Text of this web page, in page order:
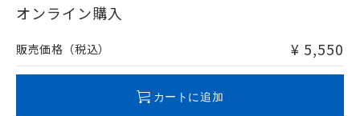
在庫等で未対応品が混在する可能性があります。
問い合わせください。
オンライン購入
販売価格（税込） ¥ 5,550
カートに追加